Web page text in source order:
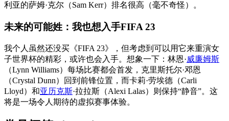
利亚的萨姆·克尔（Sam Kerr）排名很高（毫不奇怪）。
未来的可能姓：我也想入手FIFA 23
我个人虽然还没买《FIFA 23》，但考虑到可以用它来重演女
子世界杯的精彩，或许也会入手。想象一下：林恩·威廉姆斯
（Lynn Williams）每场比赛都会首发，克里斯托尔·邓恩
（Crystal Dunn）回到前锋位置，而卡莉·劳埃德（Carli
Lloyd）和亚历克斯·拉拉斯（Alexi Lalas）则保持“静音”。这
将是一场令人期待的虚拟赛事体验。